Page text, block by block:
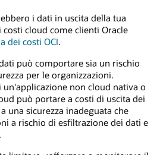
i dati in uscita della tua
cloud come clienti Oracle
dei costi OCI.
può comportare sia un rischio
per le organizzazioni.
non cloud nativa o
può portare a costi di uscita dei
una sicurezza inadeguata che
a rischio di esfiltrazione dei dati e